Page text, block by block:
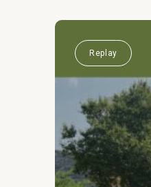
Replay